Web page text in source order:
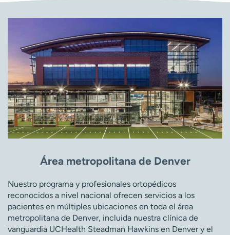
Área metropolitana de Denver
Nuestro programa y profesionales ortopédicos
reconocidos a nivel nacional ofrecen servicios a los
pacientes en múltiples ubicaciones en toda el área
metropolitana de Denver, incluida nuestra clínica de
vanguardia UCHealth Steadman Hawkins en Denver y el